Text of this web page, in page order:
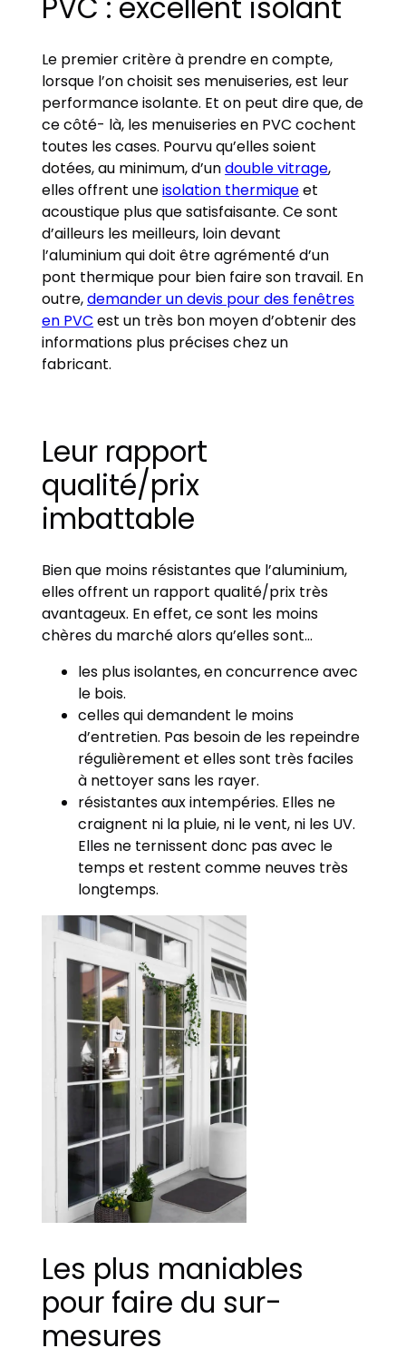
PVC : excellent isolant
Le premier critère à prendre en compte,
lorsque l’on choisit ses menuiseries, est leur
performance isolante. Et on peut dire que, de
ce côté- là, les menuiseries en PVC cochent
toutes les cases. Pourvu qu’elles soient
dotées, au minimum, d’undouble vitrage,
elles offrent uneisolation thermiqueet
acoustique plus que satisfaisante. Ce sont
d’ailleurs les meilleurs, loin devant
l’aluminium qui doit être agrémenté d’un
pont thermique pour bien faire son travail. En
outre,demander un devis pour des fenêtres
en PVC est un très bon moyen d’obtenir des
informations plus précises chez un
fabricant.
Leur rapport
qualité/prix
imbattable
Bien que moins résistantes que l’aluminium,
elles offrent un rapport qualité/prix très
avantageux. En effet, ce sont les moins
chères du marché alors qu’elles sont…
les plus isolantes, en concurrence avec
le bois.
celles qui demandent le moins
d’entretien. Pas besoin de les repeindre
régulièrement et elles sont très faciles
à nettoyer sans les rayer.
résistantes aux intempéries. Elles ne
craignent ni la pluie, ni le vent, ni les UV.
Elles ne ternissent donc pas avec le
temps et restent comme neuves très
longtemps.
Les plus maniables
pour faire du sur-
mesures